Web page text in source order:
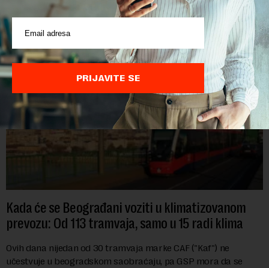
POVEZANI SADRŽAJI
Kada će se Beograđani voziti u klimatizovanom
prevozu: Od 113 tramvaja, samo u 15 radi klima
Ovih dana nijedan od 30 tramvaja marke CAF ("Kaf") ne
učestvuje u beogradskom saobraćaju, pa GSP mora da se
PRIJAVITE SE